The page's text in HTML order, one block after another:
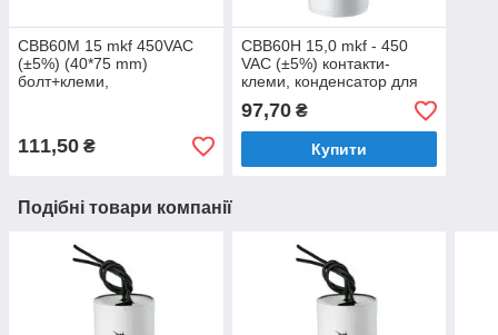
CBB60M 15 mkf 450VAC
(±5%) (40*75 mm)
болт+клеми,
111,50 ₴
CBB60H 15,0 mkf - 450
VAC (±5%) контакти-
клеми, конденсатор для
пуску і роботи (35*65 mm)
97,70₴
Купити
Подібні товари компанії